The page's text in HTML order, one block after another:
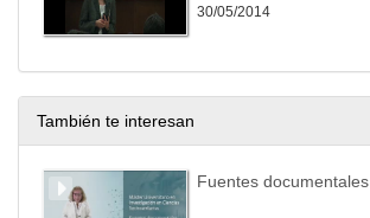
30/05/2014
También te interesan
Fuentes documentales